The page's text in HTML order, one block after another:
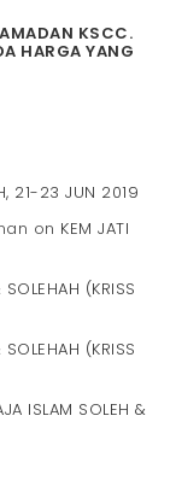
KSCC.
HARGA YANG
21-23 JUN 2019
on KEM JATI
(KRISS
(KRISS
ISLAM SOLEH &